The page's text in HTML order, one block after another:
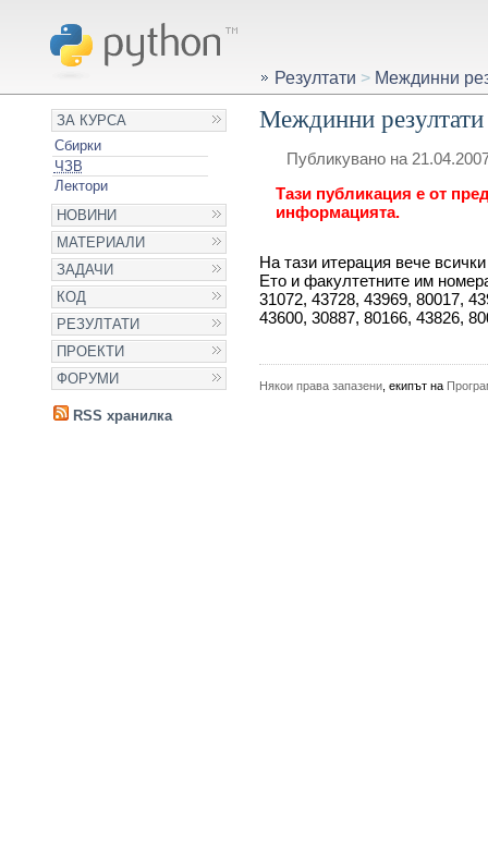
ЗА КУРСА
Сбирки
ЧЗВ
Лектори
НОВИНИ
МАТЕРИАЛИ
ЗАДАЧИ
КОД
РЕЗУЛТАТИ
ПРОЕКТИ
ФОРУМИ
RSS хранилка
Резултати > Междинни
Междинни резултати
Публикувано на
Тази публикация е от
информацията.
На тази итерация вече
Ето и факултетните им
31072, 43728, 43969, 80017,
43600, 30887, 80166, 43826,
Някои права запазени, екипът на